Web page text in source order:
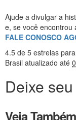
Ajude a divulgar a
e, se você encontrou
FALE CONOSCO
4.5 de 5 estrelas
Brasil atualizado até
Deixe
Veja Também